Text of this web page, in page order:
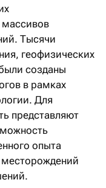
массивов
Тысячи
геофизических
созданы
в рамках
Для
представляют
опыта